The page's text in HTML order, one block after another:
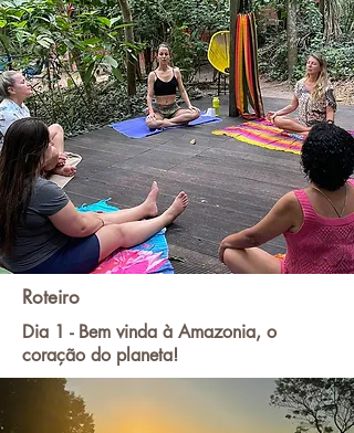
Roteiro
Dia 1 - Bem vinda à Amazonia, o
coração do planeta!